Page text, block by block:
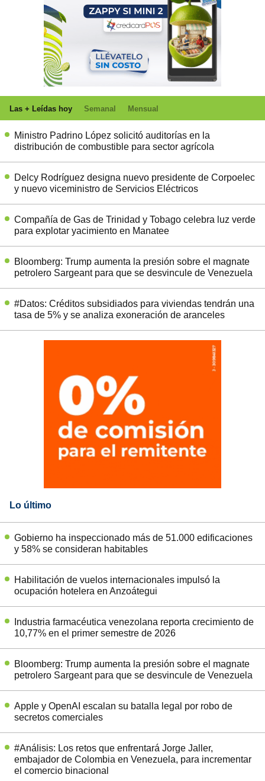
Las + Leídas hoy Semanal Mensual
Ministro Padrino López solicitó auditorías en la
distribución de combustible para sector agrícola
Delcy Rodríguez designa nuevo presidente de Corpoelec
y nuevo viceministro de Servicios Eléctricos
Compañía de Gas de Trinidad y Tobago celebra luz verde
para explotar yacimiento en Manatee
Bloomberg: Trump aumenta la presión sobre el magnate
petrolero Sargeant para que se desvincule de Venezuela
#Datos: Créditos subsidiados para viviendas tendrán una
tasa de 5% y se analiza exoneración de aranceles
Lo último
Gobierno ha inspeccionado más de 51.000 edificaciones
y 58% se consideran habitables
Habilitación de vuelos internacionales impulsó la
ocupación hotelera en Anzoátegui
Industria farmacéutica venezolana reporta crecimiento de
10,77% en el primer semestre de 2026
Bloomberg: Trump aumenta la presión sobre el magnate
petrolero Sargeant para que se desvincule de Venezuela
Apple y OpenAI escalan su batalla legal por robo de
secretos comerciales
#Análisis: Los retos que enfrentará Jorge Jaller,
embajador de Colombia en Venezuela, para incrementar
el comercio binacional